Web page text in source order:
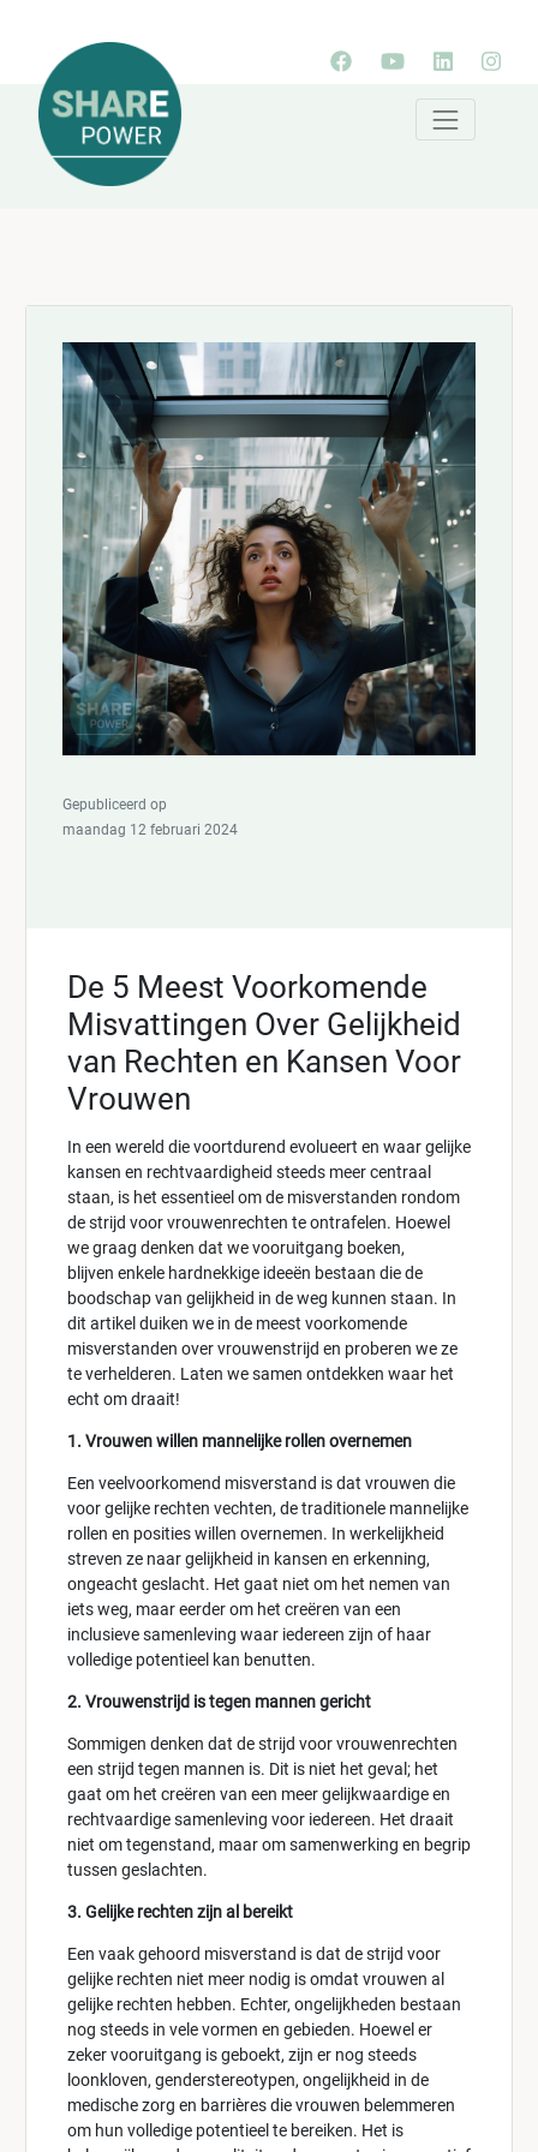
Gepubliceerd op
maandag 12 februari 2024
De 5 Meest Voorkomende
Misvattingen Over Gelijkheid
van Rechten en Kansen Voor
Vrouwen
In een wereld die voortdurend evolueert en waar gelijke
kansen en rechtvaardigheid steeds meer centraal
staan, is het essentieel om de misverstanden rondom
de strijd voor vrouwenrechten te ontrafelen. Hoewel
we graag denken dat we vooruitgang boeken,
blijven enkele hardnekkige ideeën bestaan die de
boodschap van gelijkheid in de weg kunnen staan. In
dit artikel duiken we in de meest voorkomende
misverstanden over vrouwenstrijd en proberen we ze
te verhelderen. Laten we samen ontdekken waar het
echt om draait!
1. Vrouwen willen mannelijke rollen overnemen
Een veelvoorkomend misverstand is dat vrouwen die
voor gelijke rechten vechten, de traditionele mannelijke
rollen en posities willen overnemen. In werkelijkheid
streven ze naar gelijkheid in kansen en erkenning,
ongeacht geslacht. Het gaat niet om het nemen van
iets weg, maar eerder om het creëren van een
inclusieve samenleving waar iedereen zijn of haar
volledige potentieel kan benutten.
2. Vrouwenstrijd is tegen mannen gericht
Sommigen denken dat de strijd voor vrouwenrechten
een strijd tegen mannen is. Dit is niet het geval; het
gaat om het creëren van een meer gelijkwaardige en
rechtvaardige samenleving voor iedereen. Het draait
niet om tegenstand, maar om samenwerking en begrip
tussen geslachten.
3. Gelijke rechten zijn al bereikt
Een vaak gehoord misverstand is dat de strijd voor
gelijke rechten niet meer nodig is omdat vrouwen al
gelijke rechten hebben. Echter, ongelijkheden bestaan
nog steeds in vele vormen en gebieden. Hoewel er
zeker vooruitgang is geboekt, zijn er nog steeds
loonkloven, genderstereotypen, ongelijkheid in de
medische zorg en barrières die vrouwen belemmeren
om hun volledige potentieel te bereiken. Het is